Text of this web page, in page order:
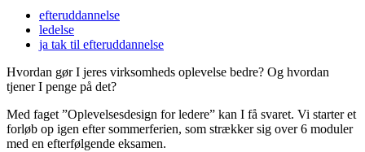
efteruddannelse
ledelse
ja tak til efteruddannelse
Hvordan gør I jeres virksomheds oplevelse bedre? Og hvordan
tjener I penge på det?
Med faget ”Oplevelsesdesign for ledere” kan I få svaret. Vi starter et
forløb op igen efter sommerferien, som strækker sig over 6 moduler
med en efterfølgende eksamen.